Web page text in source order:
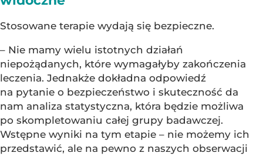
Stosowane terapie wydają się bezpieczne.
– Nie mamy wielu istotnych działań
niepożądanych, które wymagałyby zakończenia
leczenia. Jednakże dokładna odpowiedź
na pytanie o bezpieczeństwo i skuteczność da
nam analiza statystyczna, która będzie możliwa
po skompletowaniu całej grupy badawczej.
Wstępne wyniki na tym etapie – nie możemy ich
przedstawić, ale na pewno z naszych obserwacji